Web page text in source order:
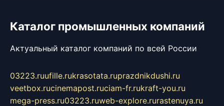
Каталог промышленных компаний
Актуальный каталог компаний по всей России
03223.ruufille.rukrasotata.ruprazdnikdushi.ru
veetbox.rucinemapost.ruciam-fr.rukraft-you.ru
mega-press.ru03223.ruweb-explore.rurastenuya.ru